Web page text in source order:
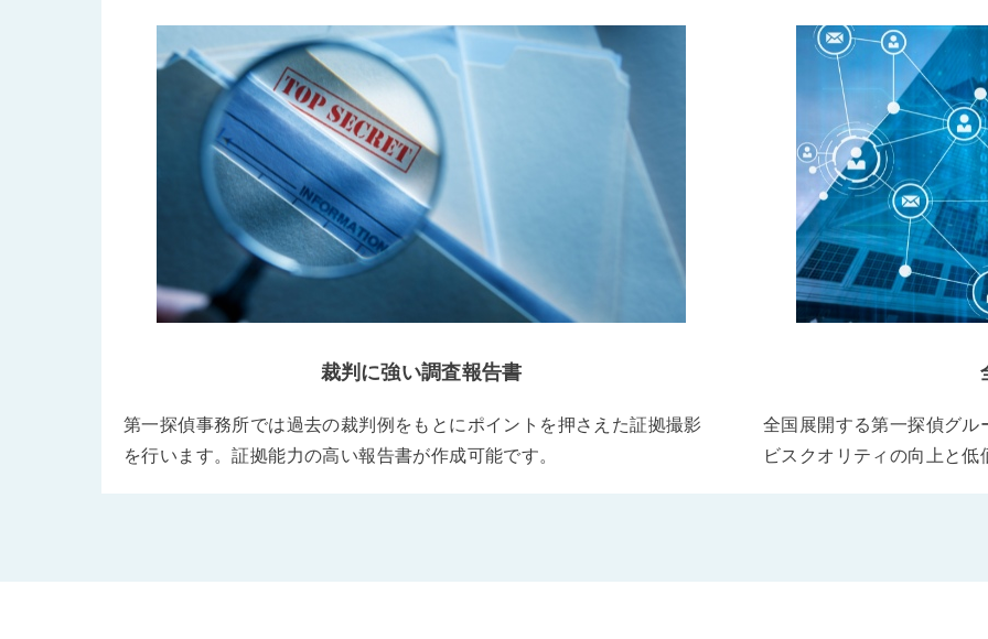
裁判に強い調査報告書
第一探偵事務所では過去の裁判例をもとにポイントを押さえた証拠撮影
を行います。証拠能力の高い報告書が作成可能です。
全国展開する第一探偵グ
ビスクオリティの向上と